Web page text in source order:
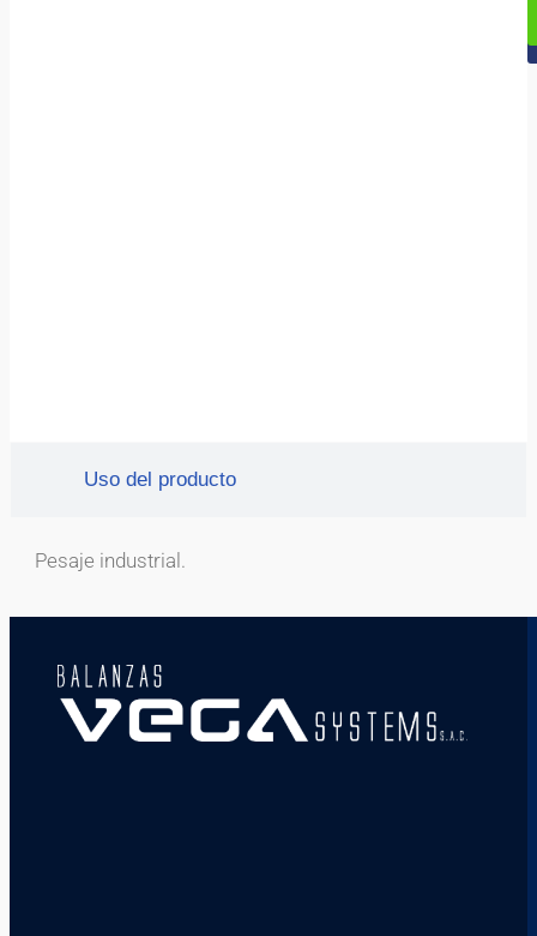
Uso del producto
Pesaje industrial.